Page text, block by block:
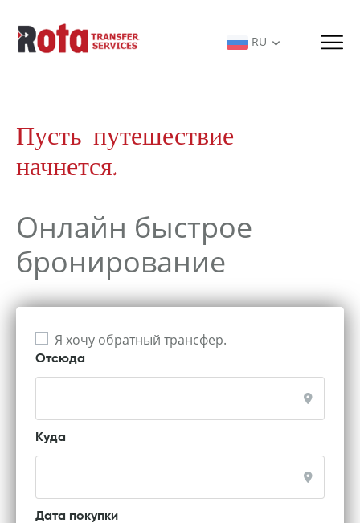
RU
Пусть путешествие
начнется.
Онлайн быстрое
бронирование
Я хочу обратный трансфер.
Отсюда
Куда
Дата покупки